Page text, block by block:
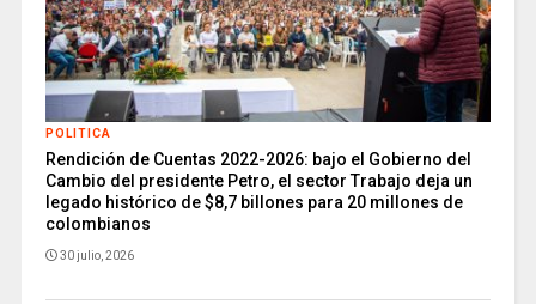
POLITICA
Rendición de Cuentas 2022-2026: bajo el Gobierno del
Cambio del presidente Petro, el sector Trabajo deja un
legado histórico de $8,7 billones para 20 millones de
colombianos
30 julio, 2026